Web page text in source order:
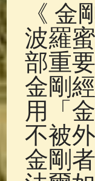
佛
《
波羅
部重
金剛
用「
不被
金剛